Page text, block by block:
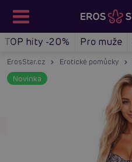
TOP hity -20% Pro muže
ErosStar.cz Erotické pomůcky
Novinka